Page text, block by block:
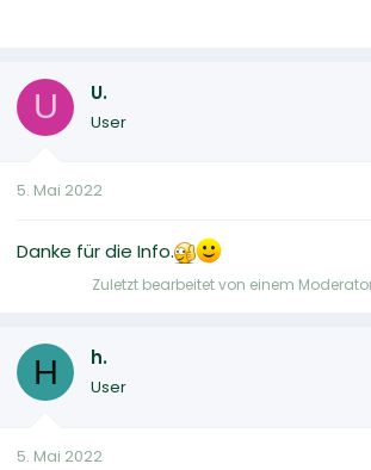
U U.
User
5. Mai 2022
Danke für die Info.
Zuletzt bearbeitet von einem
H h.
User
5. Mai 2022